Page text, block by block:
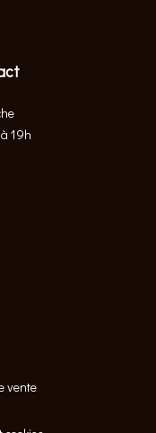
19h
vente